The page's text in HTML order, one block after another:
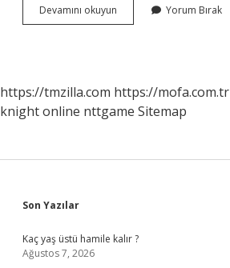
Devamını okuyun
A
Yorum Bırak
https://tmzilla.com https://mofa.com.tr
knight online nttgame Sitemap
Sidebar
Son Yazılar
Kaç yaş üstü hamile kalır ?
Ağustos 7, 2026